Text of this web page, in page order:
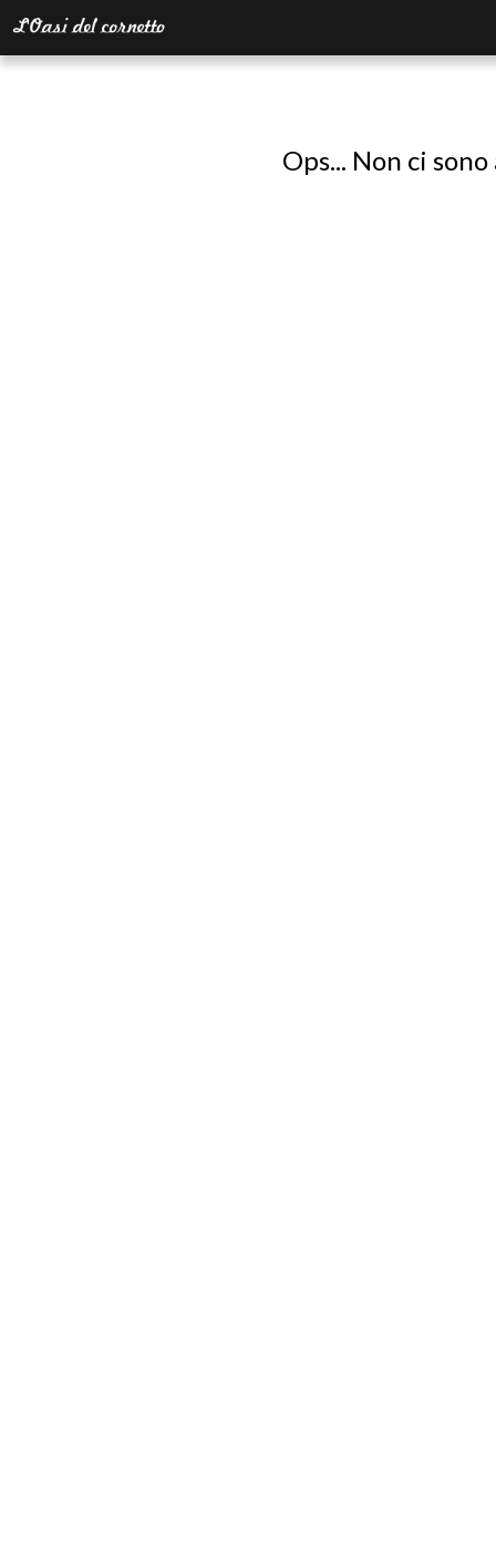
Ops... Non ci